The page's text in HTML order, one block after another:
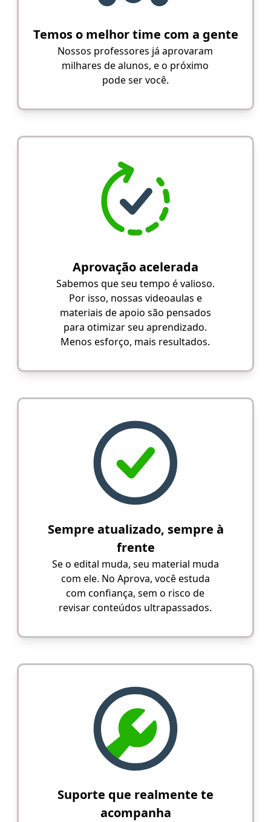
Temos o melhor time com a gente
Nossos professores já aprovaram
milhares de alunos, e o próximo
pode ser você.
Aprovação acelerada
Sabemos que seu tempo é valioso.
Por isso, nossas videoaulas e
materiais de apoio são pensados
para otimizar seu aprendizado.
Menos esforço, mais resultados.
Sempre atualizado, sempre à
frente
Se o edital muda, seu material muda
com ele. No Aprova, você estuda
com confiança, sem o risco de
revisar conteúdos ultrapassados.
Suporte que realmente te
acompanha